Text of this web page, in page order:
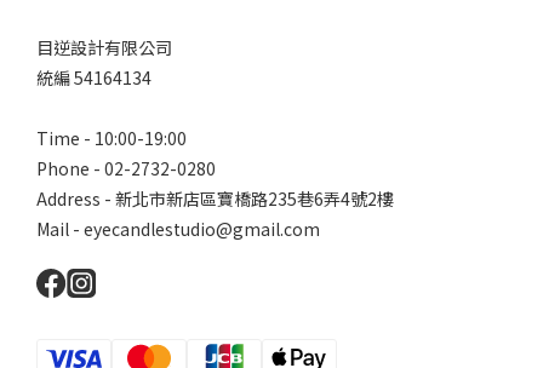
目逆設計有限公司
統編 54164134
Time - 10:00-19:00
Phone - 02-2732-0280
Address - 新北市新店區寶橋路235巷6弄4號2樓
Mail - eyecandlestudio@gmail.com